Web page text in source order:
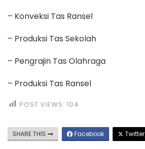
– Konveksi Tas Ransel
– Produksi Tas Sekolah
– Pengrajin Tas Olahraga
– Produksi Tas Ransel
POST VIEWS: 104
SHARE THIS Facebook